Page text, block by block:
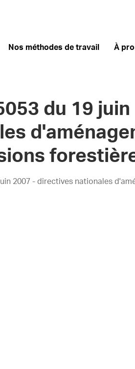
Nos méthodes de travail À
du 19
2007 - directives nationales